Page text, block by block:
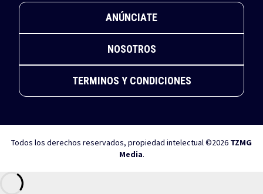
ANÚNCIATE
NOSOTROS
TERMINOS Y CONDICIONES
Todos los derechos reservados, propiedad intelectual ©2026 TZMG
Media.